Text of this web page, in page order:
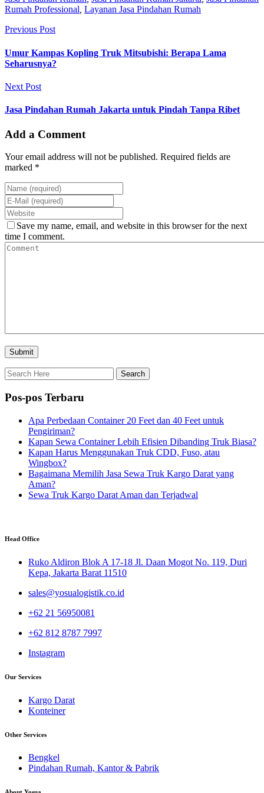
Rumah Professional, Layanan Jasa Pindahan Rumah
Previous Post
Umur Kampas Kopling Truk Mitsubishi: Berapa Lama
Seharusnya?
Next Post
Jasa Pindahan Rumah Jakarta untuk Pindah Tanpa Ribet
Add a Comment
Your email address will not be published. Required fields are
marked *
Save my name, email, and website in this browser for the next
time I comment.
Pos-pos Terbaru
Apa Perbedaan Container 20 Feet dan 40 Feet untuk
Pengiriman?
Kapan Sewa Container Lebih Efisien Dibanding Truk Biasa?
Kapan Harus Menggunakan Truk CDD, Fuso, atau
Wingbox?
Bagaimana Memilih Jasa Sewa Truk Kargo Darat yang
Aman?
Sewa Truk Kargo Darat Aman dan Terjadwal
Head Office
Ruko Aldiron Blok A 17-18 Jl. Daan Mogot No. 119, Duri
Kepa, Jakarta Barat 11510
sales@yosualogistik.co.id
+62 21 56950081
+62 812 8787 7997
Instagram
Our Services
Kargo Darat
Konteiner
Other Services
Bengkel
Pindahan Rumah, Kantor & Pabrik